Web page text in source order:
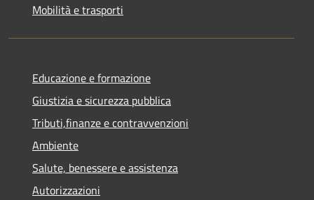
Mobilità e trasporti
Educazione e formazione
Giustizia e sicurezza pubblica
Tributi,finanze e contravvenzioni
Ambiente
Salute, benessere e assistenza
Autorizzazioni